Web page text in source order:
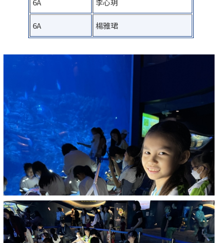
6A 李心玥
6A 楊雅珺